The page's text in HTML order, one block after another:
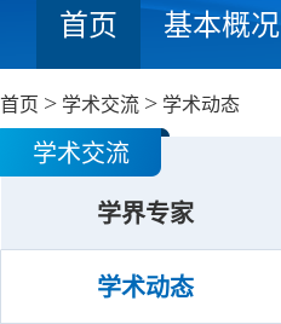
首页 基本概况
首页 > 学术交流 > 学术动态
学术交流
学界专家
学术动态